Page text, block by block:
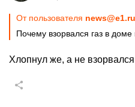
От пользователя news@e1.ru
Почему взорвался газ в
Хлопнул же, а не